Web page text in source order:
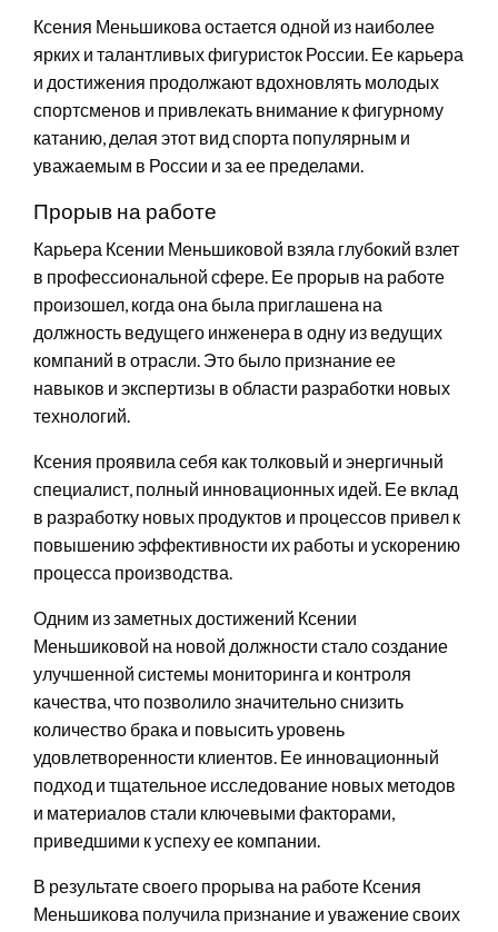
Ксения Меньшикова остается одной из наиболее
ярких и талантливых фигуристок России. Ее карьера
и достижения продолжают вдохновлять молодых
спортсменов и привлекать внимание к фигурному
катанию, делая этот вид спорта популярным и
уважаемым в России и за ее пределами.
Прорыв на работе
Карьера Ксении Меньшиковой взяла глубокий взлет
в профессиональной сфере. Ее прорыв на работе
произошел, когда она была приглашена на
должность ведущего инженера в одну из ведущих
компаний в отрасли. Это было признание ее
навыков и экспертизы в области разработки новых
технологий.
Ксения проявила себя как толковый и энергичный
специалист, полный инновационных идей. Ее вклад
в разработку новых продуктов и процессов привел к
повышению эффективности их работы и ускорению
процесса производства.
Одним из заметных достижений Ксении
Меньшиковой на новой должности стало создание
улучшенной системы мониторинга и контроля
качества, что позволило значительно снизить
количество брака и повысить уровень
удовлетворенности клиентов. Ее инновационный
подход и тщательное исследование новых методов
и материалов стали ключевыми факторами,
приведшими к успеху ее компании.
В результате своего прорыва на работе Ксения
Меньшикова получила признание и уважение своих